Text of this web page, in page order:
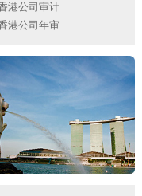
港公司审计
港公司年审